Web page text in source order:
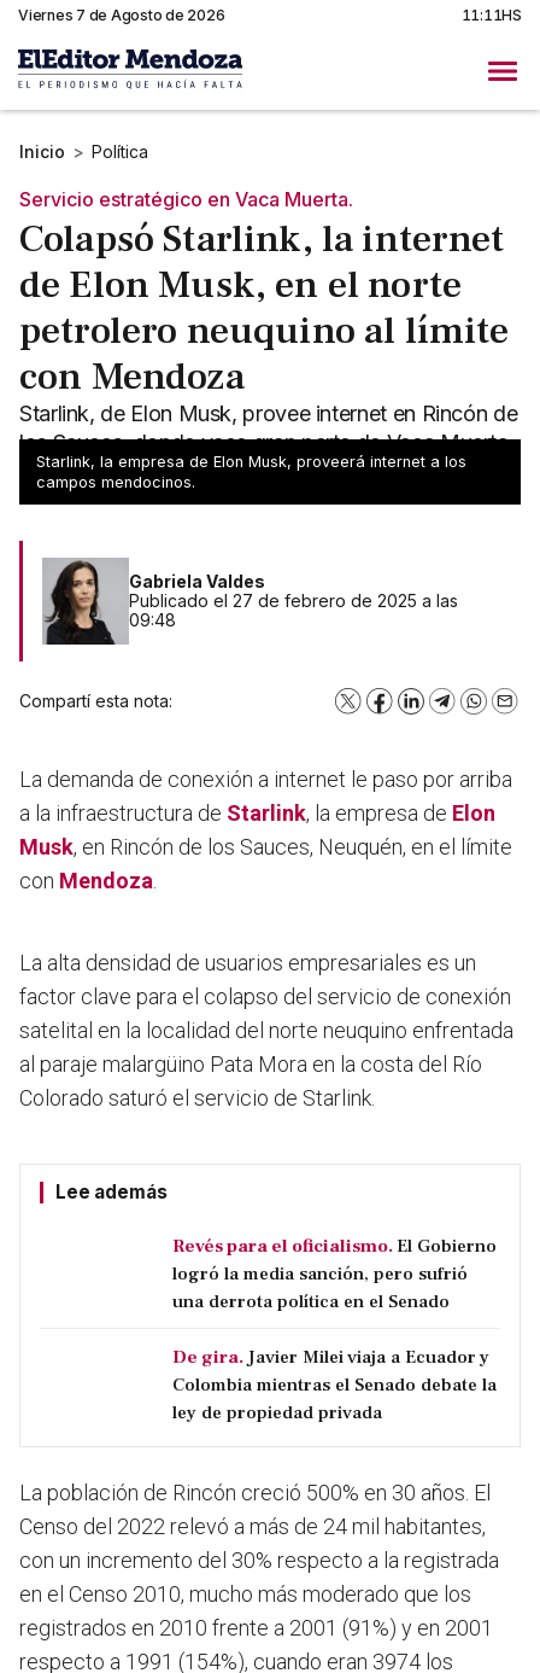
Viernes 7 de Agosto de 2026 11:11HS
Inicio > Política
Servicio estratégico en Vaca Muerta.
Colapsó Starlink, la internet
de Elon Musk, en el norte
petrolero neuquino al límite
con Mendoza
Starlink, de Elon Musk, provee internet en Rincón de
los Sauces, donde yace gran parte de Vaca Muerta.
Mendoza y Neuquén pujan por los servicios.
Starlink, la empresa de Elon Musk, proveerá internet a los
campos mendocinos.
Gabriela Valdes
Publicado el 27 de febrero de 2025 a las
09:48
Compartí esta nota: X Facebook
LinkedInTelegram
La demanda de conexión a internet le paso por arriba
a la infraestructura de Starlink, la empresa de Elon
Musk, en Rincón de los Sauces, Neuquén, en el límite
con Mendoza
La alta densidad de usuarios empresariales es un
factor clave para el colapso del servicio de conexión
satelital en la localidad del norte neuquino enfrentada
al paraje malargüino Pata Mora en la costa del Río
Colorado saturó el servicio de Starlink.
Lee además
Revés para el oficialismo. El Gobierno
logró la media sanción, pero sufrió
una derrota política en el Senado
De gira.Javier Milei viaja a Ecuador y
Colombia mientras el Senado debate la
ley de propiedad privada
La población de Rincón creció 500% en 30 años . El
Censo del 2022 relevó a más de 24 mil habitantes,
con un incremento del 30% respecto a la registrada
en el Censo 2010, mucho más moderado que los
registrados en 2010 frente a 2001 (91%) y en 2001
respecto a 1991 (154%), cuando eran 3974 los